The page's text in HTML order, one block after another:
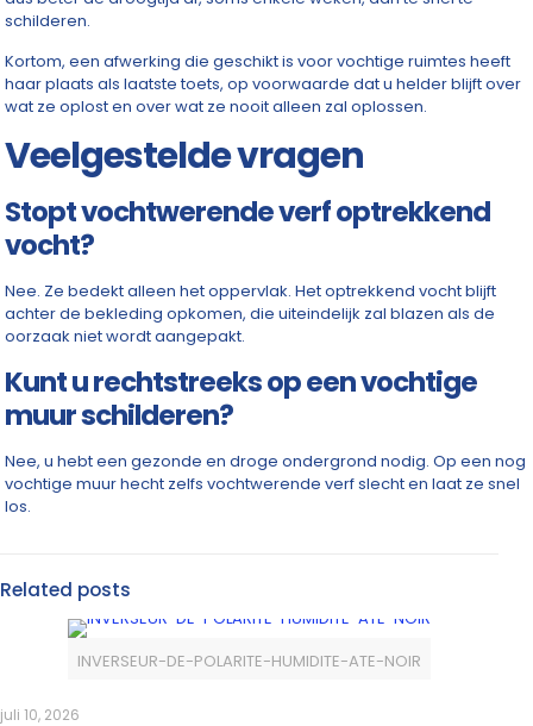
schilderen.
Kortom, een afwerking die geschikt is voor vochtige ruimtes heeft
haar plaats als laatste toets, op voorwaarde dat u helder blijft over
wat ze oplost en over wat ze nooit alleen zal oplossen.
Veelgestelde vragen
Stopt vochtwerende verf optrekkend
vocht?
Nee. Ze bedekt alleen het oppervlak. Het optrekkend vocht blijft
achter de bekleding opkomen, die uiteindelijk zal blazen als de
oorzaak niet wordt aangepakt.
Kunt u rechtstreeks op een vochtige
muur schilderen?
Nee, u hebt een gezonde en droge ondergrond nodig. Op een nog
vochtige muur hecht zelfs vochtwerende verf slecht en laat ze snel
los.
Related posts
INVERSEUR-DE-POLARITE-HUMIDITE-ATE-NOIR
juli 10, 2026